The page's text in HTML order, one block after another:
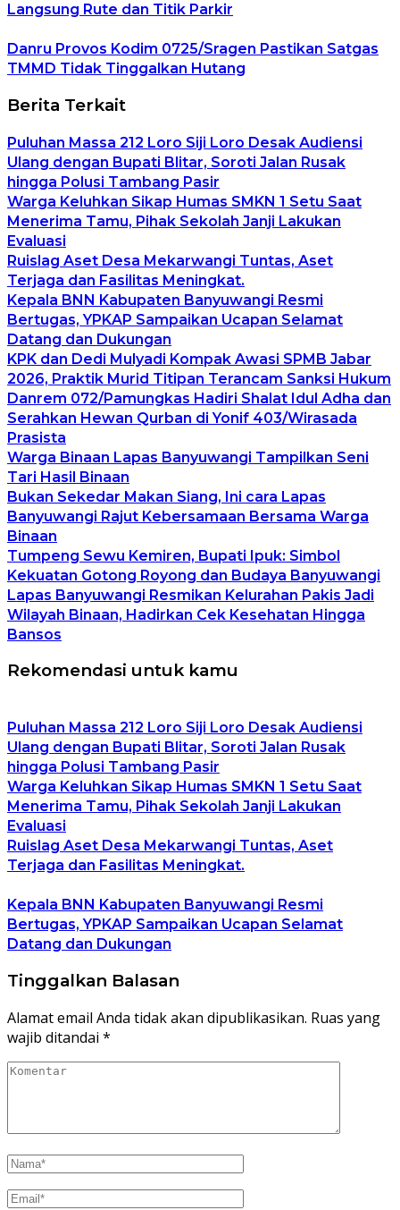
Langsung Rute dan Titik Parkir
Danru Provos Kodim 0725/Sragen Pastikan Satgas
TMMD Tidak Tinggalkan Hutang
Berita Terkait
Puluhan Massa 212 Loro Siji Loro Desak Audiensi
Ulang dengan Bupati Blitar, Soroti Jalan Rusak
hingga Polusi Tambang Pasir
Warga Keluhkan Sikap Humas SMKN 1 Setu Saat
Menerima Tamu, Pihak Sekolah Janji Lakukan
Evaluasi
Ruislag Aset Desa Mekarwangi Tuntas, Aset
Terjaga dan Fasilitas Meningkat.
Kepala BNN Kabupaten Banyuwangi Resmi
Bertugas, YPKAP Sampaikan Ucapan Selamat
Datang dan Dukungan
KPK dan Dedi Mulyadi Kompak Awasi SPMB Jabar
2026, Praktik Murid Titipan Terancam Sanksi Hukum
Danrem 072/Pamungkas Hadiri Shalat Idul Adha dan
Serahkan Hewan Qurban di Yonif 403/Wirasada
Prasista
Warga Binaan Lapas Banyuwangi Tampilkan Seni
Tari Hasil Binaan
Bukan Sekedar Makan Siang, Ini cara Lapas
Banyuwangi Rajut Kebersamaan Bersama Warga
Binaan
Tumpeng Sewu Kemiren, Bupati Ipuk: Simbol
Kekuatan Gotong Royong dan Budaya Banyuwangi
Lapas Banyuwangi Resmikan Kelurahan Pakis Jadi
Wilayah Binaan, Hadirkan Cek Kesehatan Hingga
Bansos
Rekomendasi untuk kamu
Puluhan Massa 212 Loro Siji Loro Desak Audiensi
Ulang dengan Bupati Blitar, Soroti Jalan Rusak
hingga Polusi Tambang Pasir
Warga Keluhkan Sikap Humas SMKN 1 Setu Saat
Menerima Tamu, Pihak Sekolah Janji Lakukan
Evaluasi
Ruislag Aset Desa Mekarwangi Tuntas, Aset
Terjaga dan Fasilitas Meningkat.
Kepala BNN Kabupaten Banyuwangi Resmi
Bertugas, YPKAP Sampaikan Ucapan Selamat
Datang dan Dukungan
Tinggalkan Balasan
Alamat email Anda tidak akan dipublikasikan. Ruas yang
wajib ditandai *